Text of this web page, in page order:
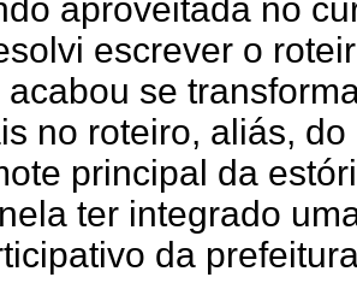
aproveitada no
escrever o
acabou se
no roteiro, aliás,
principal da
ter integrado
da